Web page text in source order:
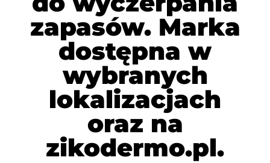
zapasów. Marka
dostępna w
wybranych
lokalizacjach
oraz na
zikodermo.pl.